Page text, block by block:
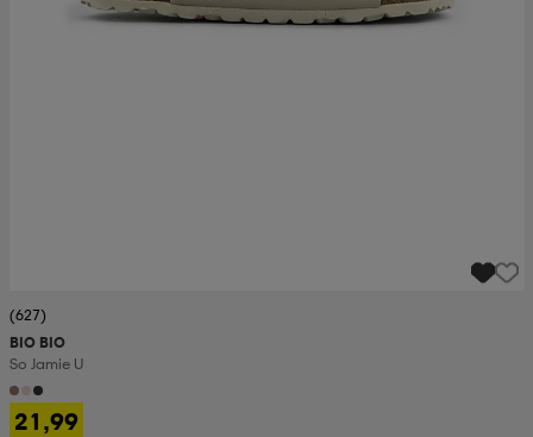
(627)
BIO BIO
So Jamie U
21,99